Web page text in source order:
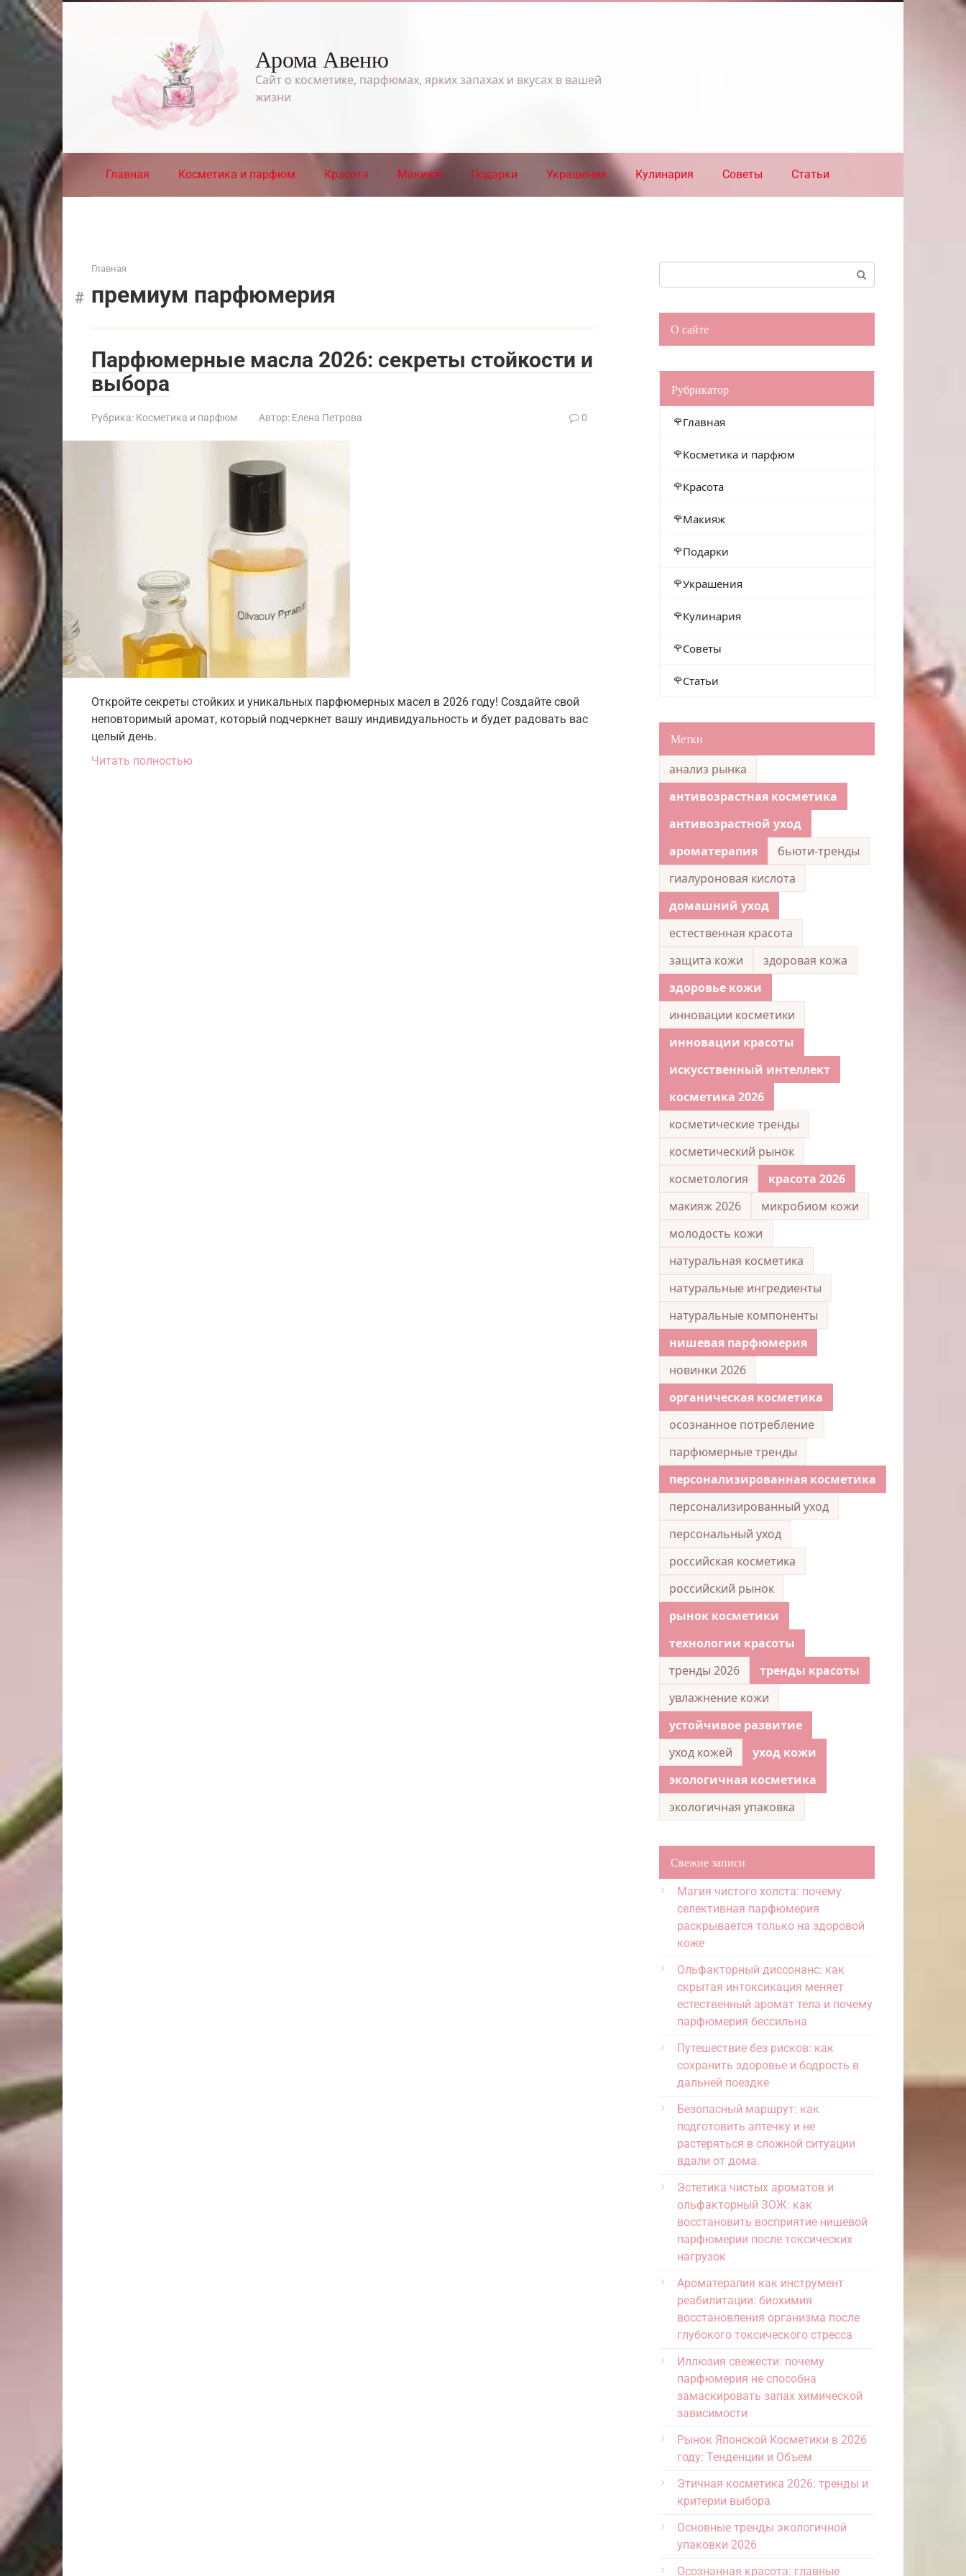
Перейти
к
контенту
Арома Авеню
Сайт о косметике, парфюмах, ярких запахах и вкусах в вашей
жизни
Главная Косметика и парфюм Красота Макияж Подарки Украшения Кулинария Советы Статьи
Главная
премиум парфюмерия
Парфюмерные масла 2026: секреты стойкости и
выбора
Рубрика: Косметика и парфюм Автор: Елена Петрова 0
Откройте секреты стойких и уникальных парфюмерных масел в 2026 году! Создайте свой
неповторимый аромат, который подчеркнет вашу индивидуальность и будет радовать вас
целый день.
Читать полностью
О сайте
Рубрикатор
Главная
Косметика и парфюм
Красота
Макияж
Подарки
Украшения
Кулинария
Советы
Статьи
Метки
анализ рынка
антивозрастная косметика
антивозрастной уход
ароматерапия
бьюти-тренды
гиалуроновая кислота
домашний уход
естественная красота
защита кожи
здоровая кожа
здоровье кожи
инновации косметики
инновации красоты
искусственный интеллект
косметика 2026
косметические тренды
косметический рынок
косметология
красота 2026
макияж 2026
микробиом кожи
молодость кожи
натуральная косметика
натуральные ингредиенты
натуральные компоненты
нишевая парфюмерия
новинки 2026
органическая косметика
осознанное потребление
парфюмерные тренды
персонализированная косметика
персонализированный уход
персональный уход
российская косметика
российский рынок
рынок косметики
технологии красоты
тренды 2026
тренды красоты
увлажнение кожи
устойчивое развитие
уход кожей
уход кожи
экологичная косметика
экологичная упаковка
Свежие записи
Магия чистого холста: почему
селективная парфюмерия
раскрывается только на здоровой
коже
Ольфакторный диссонанс: как
скрытая интоксикация меняет
естественный аромат тела и почему
парфюмерия бессильна
Путешествие без рисков: как
сохранить здоровье и бодрость в
дальней поездке
Безопасный маршрут: как
подготовить аптечку и не
растеряться в сложной ситуации
вдали от дома.
Эстетика чистых ароматов и
ольфакторный ЗОЖ: как
восстановить восприятие нишевой
парфюмерии после токсических
нагрузок
Ароматерапия как инструмент
реабилитации: биохимия
восстановления организма после
глубокого токсического стресса
Иллюзия свежести: почему
парфюмерия не способна
замаскировать запах химической
зависимости
Рынок Японской Косметики в 2026
году: Тенденции и Объем
Этичная косметика 2026: тренды и
критерии выбора
Основные тренды экологичной
упаковки 2026
Осознанная красота: главные